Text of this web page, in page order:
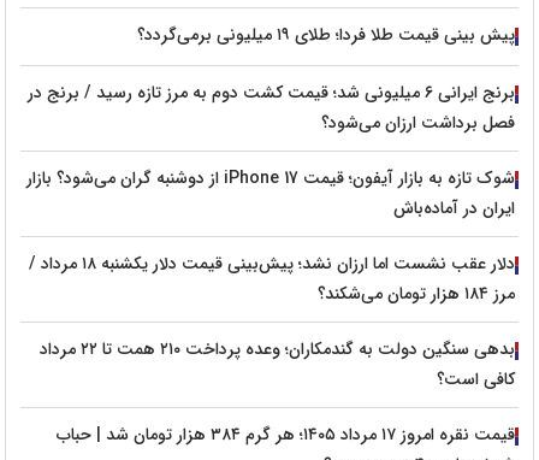
پیش‌ بینی قیمت طلا فردا؛ طلای ۱۹ میلیونی برمی‌گردد؟
برنج ایرانی ۶ میلیونی شد؛ قیمت کشت دوم به مرز تازه رسید / برنج در
فصل برداشت ارزان می‌شود؟
شوک تازه به بازار آیفون؛ قیمت iPhone 17 از دوشنبه گران می‌شود؟ بازار
ایران در آماده‌باش
دلار عقب نشست اما ارزان نشد؛ پیش‌بینی قیمت دلار یکشنبه ۱۸ مرداد /
مرز ۱۸۴ هزار تومان می‌شکند؟
بدهی سنگین دولت به گندمکاران؛ وعده پرداخت ۲۱۰ همت تا ۲۲ مرداد
کافی است؟
قیمت نقره امروز ۱۷ مرداد ۱۴۰۵؛ هر گرم ۳۸۴ هزار تومان شد | حباب